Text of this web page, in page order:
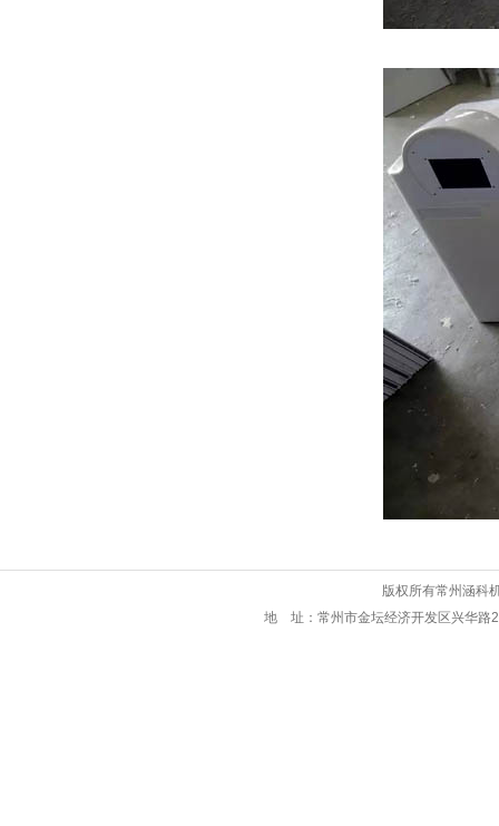
版权所有常州涵科
地 址：常州市金坛经济开发区兴华